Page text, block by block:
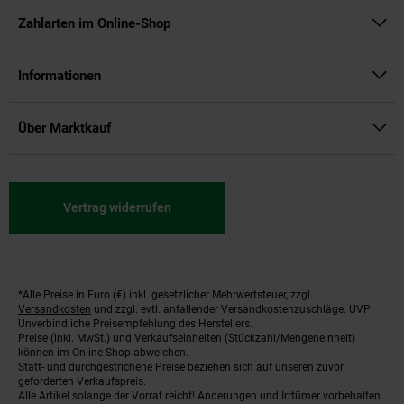
Zahlarten im Online-Shop
Informationen
Über Marktkauf
Vertrag widerrufen
Fußnoten
*Alle Preise in Euro (€) inkl. gesetzlicher Mehrwertsteuer, zzgl.
Versandkosten und zzgl. evtl. anfallender Versandkostenzuschläge. UVP:
Unverbindliche Preisempfehlung des Herstellers.
Preise (inkl. MwSt.) und Verkaufseinheiten (Stückzahl/Mengeneinheit)
können im Online-Shop abweichen.
Statt- und durchgestrichene Preise beziehen sich auf unseren zuvor
geforderten Verkaufspreis.
Alle Artikel solange der Vorrat reicht! Änderungen und Irrtümer vorbehalten.